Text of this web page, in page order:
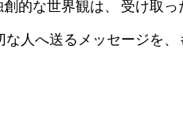
的な世界観は、 受け取
な人へ送るメッセージを、